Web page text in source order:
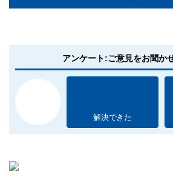
アンケート:ご意見をお聞か
解決できた